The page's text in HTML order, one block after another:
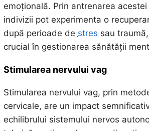
emoțională. Prin antrenarea
indivizii pot experimenta o
după perioade de stres sau
crucial în gestionarea sănătății
Stimularea nervului vag
Stimularea nervului vag, prin
cervicale, are un impact
echilibrului sistemului nervos